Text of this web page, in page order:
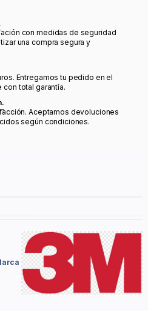
con medidas de seguridad
una compra segura y
Entregamos tu pedido en el
total garantía.
Aceptamos devoluciones
según condiciones.